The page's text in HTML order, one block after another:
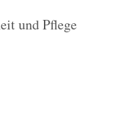
und Pflege